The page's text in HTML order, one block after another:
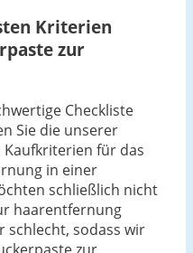
Kriterien
zur
Checkliste
Sie die unserer
für das
in einer
schließlich nicht
haarentfernung
schlecht, sodass wir